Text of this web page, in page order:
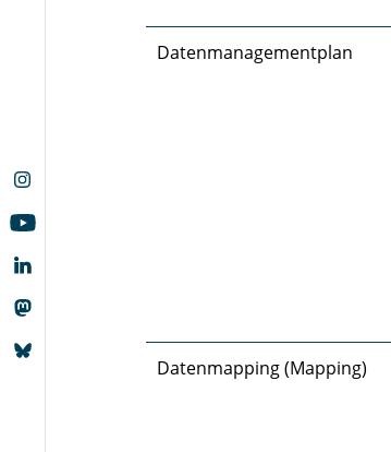
Datenmanagementplan
Datenmapping (Mapping)